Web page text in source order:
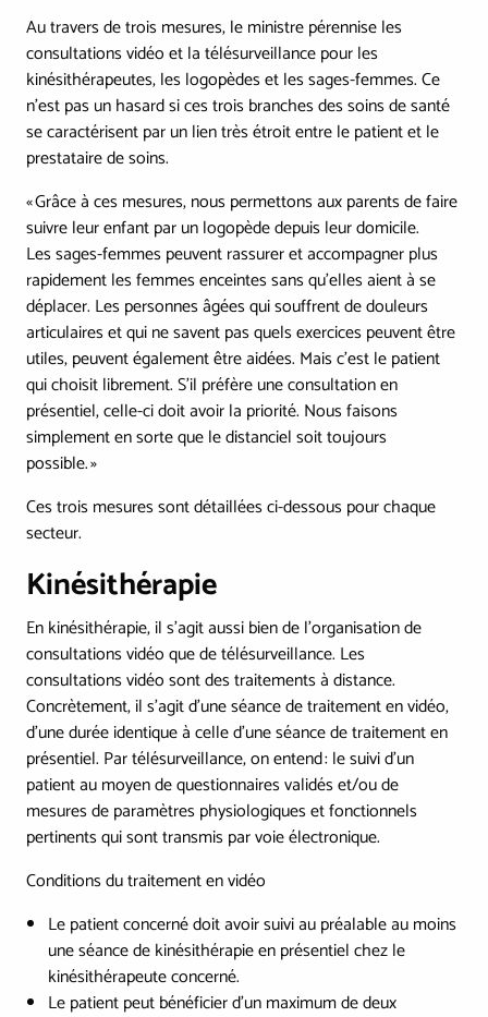
Au travers de trois mesures, le ministre pérennise les
consultations vidéo et la télésurveillance pour les
kinésithérapeutes, les logopèdes et les sages-femmes. Ce
n’est pas un hasard si ces trois branches des soins de santé
se caractérisent par un lien très étroit entre le patient et le
prestataire de soins.
« Grâce à ces mesures, nous permettons aux parents de faire
suivre leur enfant par un logopède depuis leur domicile.
Les sages-femmes peuvent rassurer et accompagner plus
rapidement les femmes enceintes sans qu’elles aient à se
déplacer. Les personnes âgées qui souffrent de douleurs
articulaires et qui ne savent pas quels exercices peuvent être
utiles, peuvent également être aidées. Mais c’est le patient
qui choisit librement. S’il préfère une consultation en
présentiel, celle-ci doit avoir la priorité. Nous faisons
simplement en sorte que le distanciel soit toujours
possible. »
Ces trois mesures sont détaillées ci-dessous pour chaque
secteur.
Kinésithérapie
En kinésithérapie, il s’agit aussi bien de l’organisation de
consultations vidéo que de télésurveillance. Les
consultations vidéo sont des traitements à distance.
Concrètement, il s’agit d’une séance de traitement en vidéo,
d’une durée identique à celle d’une séance de traitement en
présentiel. Par télésurveillance, on entend : le suivi d’un
patient au moyen de questionnaires validés et/ou de
mesures de paramètres physiologiques et fonctionnels
pertinents qui sont transmis par voie électronique.
Conditions du traitement en vidéo
Le patient concerné doit avoir suivi au préalable au moins
une séance de kinésithérapie en présentiel chez le
kinésithérapeute concerné.
Le patient peut bénéficier d’un maximum de deux